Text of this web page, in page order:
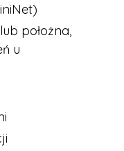
położna,
u